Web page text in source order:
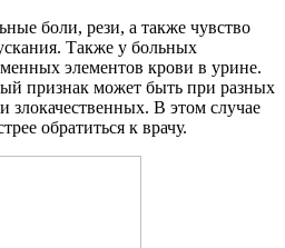
боли, рези, а также чувство
Также у больных
элементов крови в урине.
признак может быть при разных
злокачественных. В этом случае
обратиться к врачу.